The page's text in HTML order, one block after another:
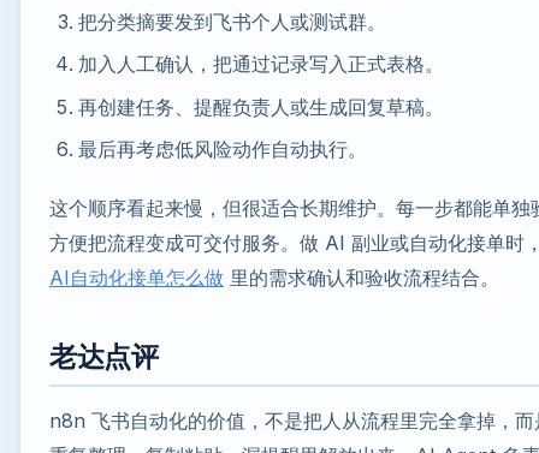
把分类摘要发到飞书个人或测试群。
加入人工确认，把通过记录写入正式表格。
再创建任务、提醒负责人或生成回复草稿。
最后再考虑低风险动作自动执行。
这个顺序看起来慢，但很适合长期维护。每一步都能单独
方便把流程变成可交付服务。做 AI 副业或自动化接单时
AI自动化接单怎么做 里的需求确认和验收流程结合。
老达点评
n8n 飞书自动化的价值，不是把人从流程里完全拿掉，